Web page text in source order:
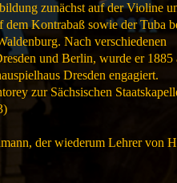
zunächst auf der Violine
dem Kontrabaß sowie der Tuba
Nach verschiedenen
und Berlin, wurde er 1885
Dresden engagiert.
zur Sächsischen
der wiederum Lehrer von